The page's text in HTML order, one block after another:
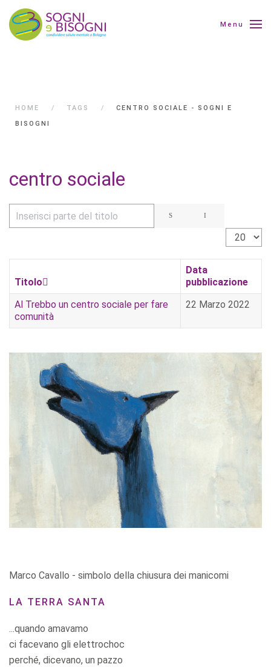
Menu
HOME TAGS
CENTRO SOCIALE - SOGNI E
BISOGNI
centro sociale
Inserisci parte del titolo
Visualizza
Titolo
Data
pubblicazione
Al Trebbo un centro sociale per fare
comunità
22 Marzo 2022
Marco Cavallo - simbolo della chiusura dei manicomi
LA TERRA SANTA
...quando amavamo
ci facevano gli elettrochoc
perché, dicevano, un pazzo